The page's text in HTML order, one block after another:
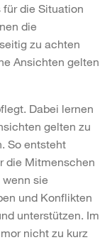
für die Situation
die
zu achten
Ansichten gelten
Dabei lernen
gelten zu
So entsteht
die Mitmenschen
sie
und Konflikten
unterstützen. Im
nicht zu kurz